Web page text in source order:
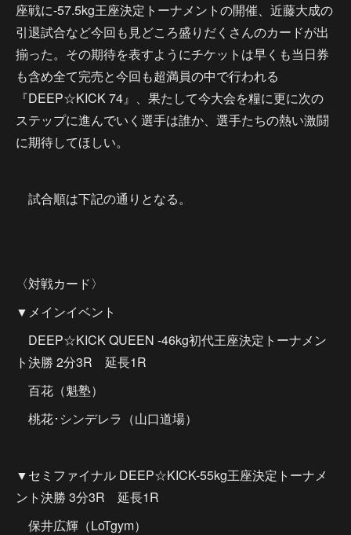
座戦に-57.5kg王座決定トーナメントの開催、近藤大成の
引退試合など今回も見どころ盛りだくさんのカードが出
揃った。その期待を表すようにチケットは早くも当日券
も含め全て完売と今回も超満員の中で行われる
『DEEP☆KICK 74』、果たして今大会を糧に更に次の
ステップに進んでいく選手は誰か、選手たちの熱い激闘
に期待してほしい。
試合順は下記の通りとなる。
〈対戦カード〉
▼メインイベント
DEEP☆KICK QUEEN -46kg初代王座決定トーナメン
ト決勝 2分3R 延長1R
百花（魁塾）
桃花･シンデレラ（山口道場）
▼セミファイナル DEEP☆KICK-55kg王座決定トーナメ
ント決勝 3分3R 延長1R
保井広輝（LoTgym）